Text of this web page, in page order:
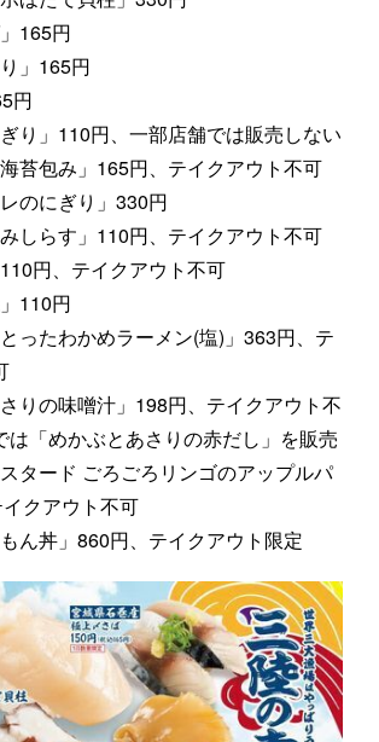
165円
」165円
円
り」110円、一部店舗では販売しない
苔包み」165円、テイクアウト不可
のにぎり」330円
しらす」110円、テイクアウト不可
円、テイクアウト不可
110円
ったわかめラーメン(塩)」363円、テ
りの味噌汁」198円、テイクアウト不
は「めかぶとあさりの赤だし」を販売
タード ごろごろリンゴのアップルパ
クアウト不可
ん丼」860円、テイクアウト限定